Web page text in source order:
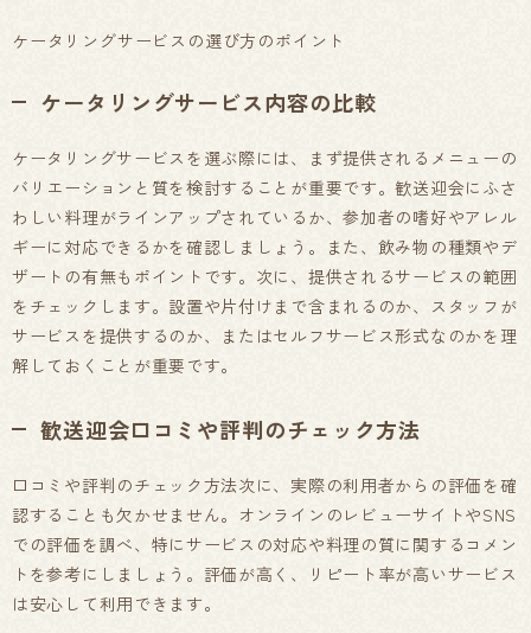
ケータリングサービスの選び方のポイント
ケータリングサービス内容の比較
ケータリングサービスを選ぶ際には、まず提供されるメニューの
バリエーションと質を検討することが重要です。歓送迎会にふさ
わしい料理がラインアップされているか、参加者の嗜好やアレル
ギーに対応できるかを確認しましょう。また、飲み物の種類やデ
ザートの有無もポイントです。次に、提供されるサービスの範囲
をチェックします。設置や片付けまで含まれるのか、スタッフが
サービスを提供するのか、またはセルフサービス形式なのかを理
解しておくことが重要です。
歓送迎会口コミや評判のチェック方法
口コミや評判のチェック方法次に、実際の利用者からの評価を確
認することも欠かせません。オンラインのレビューサイトやSNS
での評価を調べ、特にサービスの対応や料理の質に関するコメン
トを参考にしましょう。評価が高く、リピート率が高いサービス
は安心して利用できます。